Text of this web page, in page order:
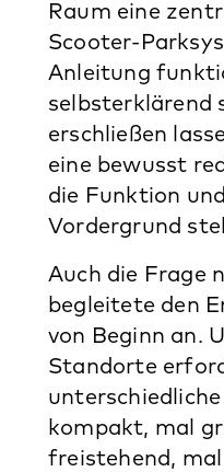
Raum eine
Scooter-
Anleitung
selbsterklärend
erschließen
eine bewusst
die Funktion
Vordergrund
Auch die Frage
begleitete den
von Beginn an.
Standorte
kompakt, mal
freistehend,